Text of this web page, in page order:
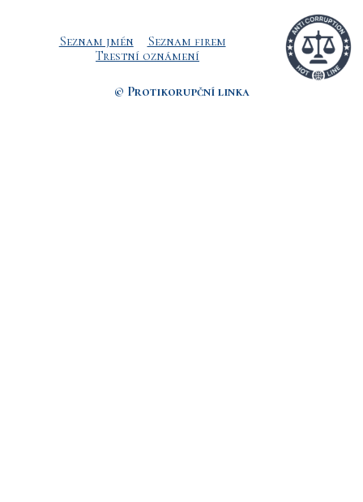
Seznam jmén
Seznam firem
Trestní oznámení
© Protikorupční linka